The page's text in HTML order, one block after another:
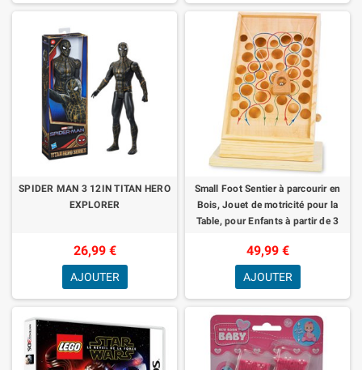
SPIDER MAN 3 12IN TITAN HERO
EXPLORER
26,99 €
AJOUTER
Small Foot Sentier à parcourir en
Bois, Jouet de motricité pour la
Table, pour Enfants à partir de 3
49,99 €
AJOUTER